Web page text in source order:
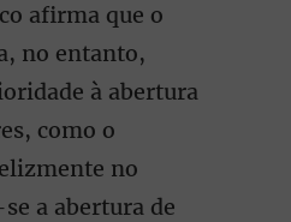
afirma que o
no entanto,
à abertura
como o
no
a abertura de